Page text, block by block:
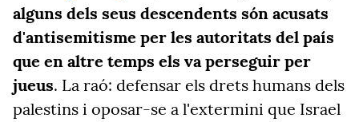
alguns dels seus descendents són acusats
d'antisemitisme per les autoritats del país
que en altre temps els va perseguir per
jueus. La raó: defensar els drets humans dels
palestins i oposar-se a l'extermini que Israel